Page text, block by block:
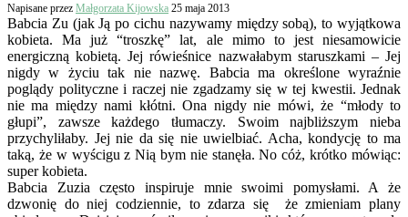
Napisane przez Małgorzata Kijowska 25 maja 2013
Babcia Zu (jak Ją po cichu nazywamy między sobą), to wyjątkowa
kobieta. Ma już “troszkę” lat, ale mimo to jest niesamowicie
energiczną kobietą. Jej rówieśnice nazwałabym staruszkami – Jej
nigdy w życiu tak nie nazwę. Babcia ma określone wyraźnie
poglądy polityczne i raczej nie zgadzamy się w tej kwestii. Jednak
nie ma między nami kłótni. Ona nigdy nie mówi, że “młody to
głupi”, zawsze każdego tłumaczy. Swoim najbliższym nieba
przychyliłaby. Jej nie da się nie uwielbiać. Acha, kondycję to ma
taką, że w wyścigu z Nią bym nie stanęła. No cóż, krótko mówiąc:
super kobieta.
Babcia Zuzia często inspiruje mnie swoimi pomysłami. A że
dzwonię do niej codziennie, to zdarza się że zmieniam plany